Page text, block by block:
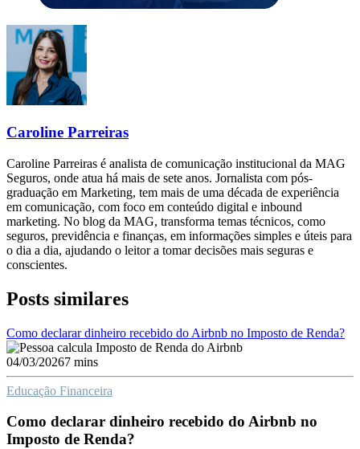
Caroline Parreiras
Caroline Parreiras é analista de comunicação institucional da MAG
Seguros, onde atua há mais de sete anos. Jornalista com pós-
graduação em Marketing, tem mais de uma década de experiência
em comunicação, com foco em conteúdo digital e inbound
marketing. No blog da MAG, transforma temas técnicos, como
seguros, previdência e finanças, em informações simples e úteis para
o dia a dia, ajudando o leitor a tomar decisões mais seguras e
conscientes.
Posts similares
Como declarar dinheiro recebido do Airbnb no Imposto de Renda?
04/03/20267 mins
Educação Financeira
Como declarar dinheiro recebido do Airbnb no
Imposto de Renda?